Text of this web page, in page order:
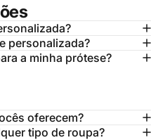
personalizada?
a minha prótese?
oferecem?
tipo de roupa?